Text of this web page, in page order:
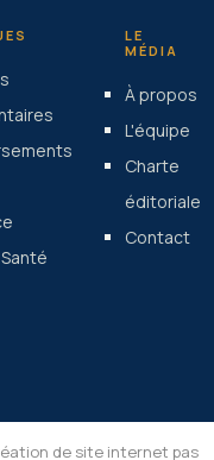
LE
MÉDIA
À propos
L'équipe
Charte
éditoriale
Contact
de site internet pas